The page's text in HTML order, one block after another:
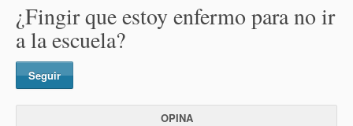
¿Fingir que estoy enfermo para no ir
a la escuela?
Seguir
OPINA